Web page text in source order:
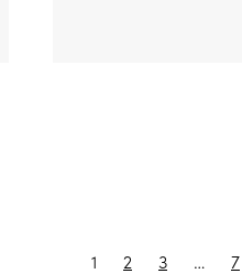
1 2 3 … 7